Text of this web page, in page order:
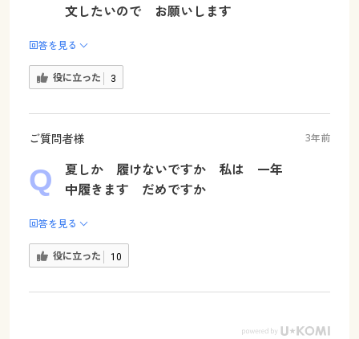
文したいので お願いします
回答を見る
役に立った 3
ご質問者様 3年前
夏しか 履けないですか 私は 一年
中履きます だめですか
回答を見る
役に立った 10